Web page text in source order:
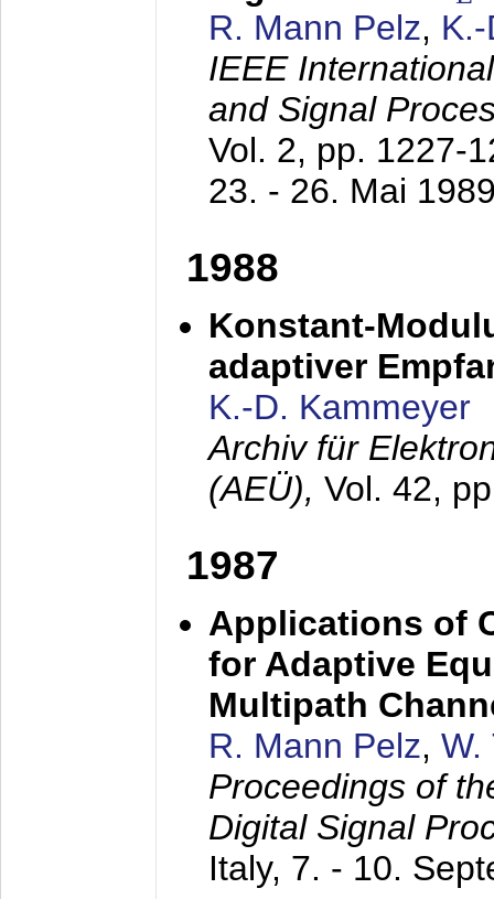
R. Mann Pelz,
IEEE
and Signal
Vol. 2, pp. 1227-
23. - 26. Mai
1988
Konstant-
adaptiver
K.-D. Kammeyer
Archiv für
(AEÜ), Vol. 42,
1987
Applications of
for Adaptive
Multipath
R. Mann Pelz, W.
Proceedings of
Digital Signal
Italy, 7. - 10.